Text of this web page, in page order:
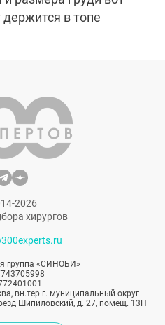
в топе
в прошлое, а об
знают далеко
Самые актуальные
современной
пластическому
медицинских наук
Николаевичу.
2026
хирургов
группа «СИНОБИ»
вн.тер.г. муниципальный округ
Шипиловский, д. 27, помещ. 13Н